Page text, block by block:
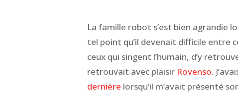
La famille robot s’est bien agrandie
tel point qu’il devenait difficile entre
ceux qui singent l’humain, d’y
retrouvait avec plaisir Rovenso.
dernière lorsqu’il m’avait présenté